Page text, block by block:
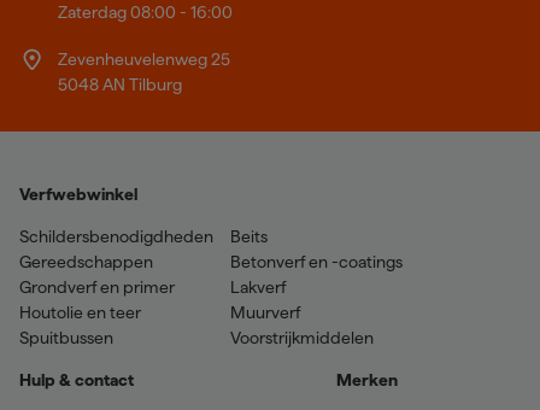
Zaterdag 08:00 - 16:00
Zevenheuvelenweg 25
5048 AN Tilburg
Verfwebwinkel
Schildersbenodigdheden
Gereedschappen
Grondverf en primer
Houtolie en teer
Spuitbussen
Beits
Betonverf en -coatings
Lakverf
Muurverf
Voorstrijkmiddelen
Hulp & contact Merken